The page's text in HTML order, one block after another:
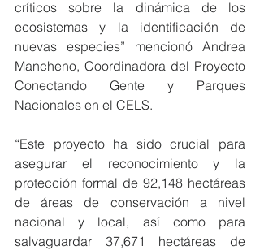
críticos sobre la dinámica de los
ecosistemas y la identificación de
nuevas especies” mencionó Andrea
Mancheno, Coordinadora del Proyecto
Conectando Gente y Parques
Nacionales en el CELS.
“Este proyecto ha sido crucial para
asegurar el reconocimiento y la
protección formal de 92,148 hectáreas
de áreas de conservación a nivel
nacional y local, así como para
salvaguardar 37,671 hectáreas de